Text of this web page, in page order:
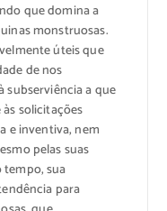
que domina a
monstruosas.
úteis que
de nos
subserviência a que
solicitações
e inventiva, nem
pelas suas
tempo, sua
para